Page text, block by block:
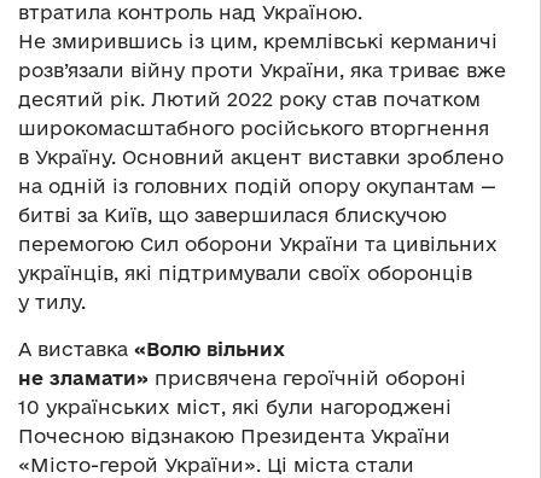
втратила контроль над Україною.
Не змирившись із цим, кремлівські керманичі
розв’язали війну проти України, яка триває вже
десятий рік. Лютий 2022 року став початком
широкомасштабного російського вторгнення
в Україну. Основний акцент виставки зроблено
на одній із головних подій опору окупантам —
битві за Київ, що завершилася блискучою
перемогою Сил оборони України та цивільних
українців, які підтримували своїх оборонців
у тилу.
А виставка «Волю вільних
не зламати» присвячена героїчній обороні
10 українських міст, які були нагороджені
Почесною відзнакою Президента України
«Місто-герой України». Ці міста стали